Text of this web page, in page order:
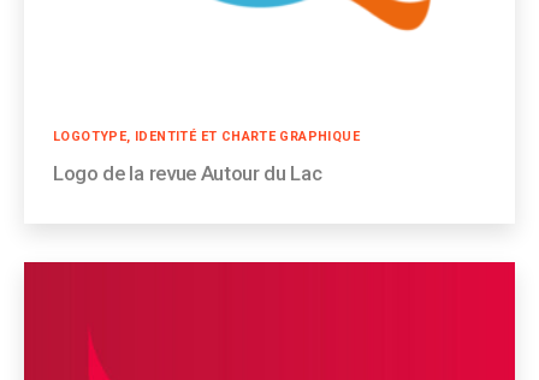
Catégories
LOGOTYPE, IDENTITÉ ET CHARTE GRAPHIQUE
Logo de la revue Autour du Lac